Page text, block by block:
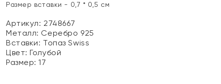
Размер вставки - 0,7 * 0,5 см
Артикул: 2748667
Металл: Серебро 925
Вставки: Топаз Swiss
Цвет:Голубой
Размер:17